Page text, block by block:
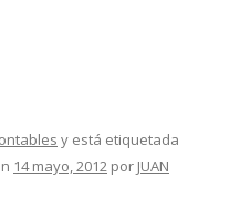
y está etiquetada
14 mayo, 2012 por JUAN